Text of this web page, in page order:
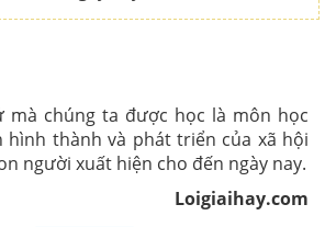
mà chúng ta được học là môn học
thành và phát triển của xã hội
người xuất hiện cho đến ngày nay.
Loigiaihay.com